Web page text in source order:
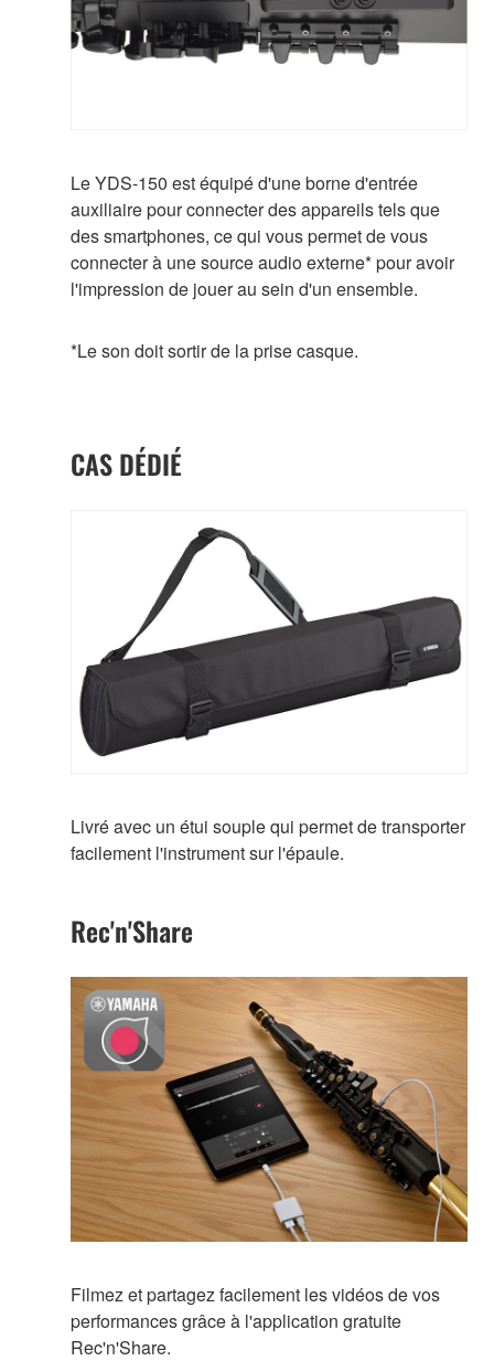
Le YDS-150 est équipé d'une borne d'entrée
auxiliaire pour connecter des appareils tels que
des smartphones, ce qui vous permet de vous
connecter à une source audio externe* pour avoir
l'impression de jouer au sein d'un ensemble.
*Le son doit sortir de la prise casque.
CAS DÉDIÉ
Livré avec un étui souple qui permet de transporter
facilement l'instrument sur l'épaule.
Rec'n'Share
Filmez et partagez facilement les vidéos de vos
performances grâce à l'application gratuite
Rec'n'Share.